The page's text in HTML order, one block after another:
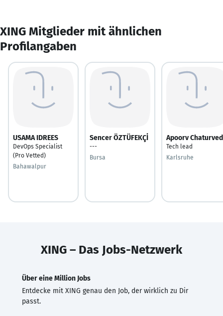
XING Mitglieder mit ähnlichen
Profilangaben
USAMA IDREES
DevOps Specialist
(Pro Vetted)
Bahawalpur
Sencer ÖZTÜFEKÇİ
---
Bursa
Apoorv
Tech lead
Karlsruhe
XING – Das Jobs-Netzwerk
Über eine Million Jobs
Entdecke mit XING genau den Job, der wirklich zu Dir
passt.